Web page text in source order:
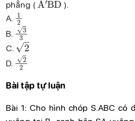
phẳng (
).
A.
12
B.
33
C.
2
D.
22
Bài tập tự luận
Bài 1: Cho hình chóp S.ABC có